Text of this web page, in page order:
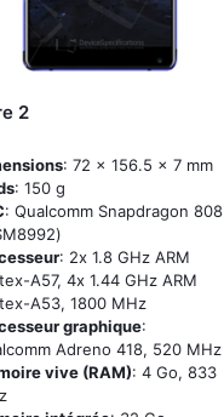
2
: 72 x 156.5 x 7 mm
: 150 g
: Quаlсоmm Snарdrаgоn 808
: 2х 1.8 GНz АRМ
А57, 4х 1.44 GНz АRМ
А53, 1800 MHz
graphique:
Adreno 418, 520 MHz
vive (RAM): 4 Go, 833